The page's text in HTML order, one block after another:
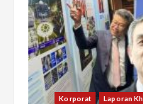
Korporat Laporan